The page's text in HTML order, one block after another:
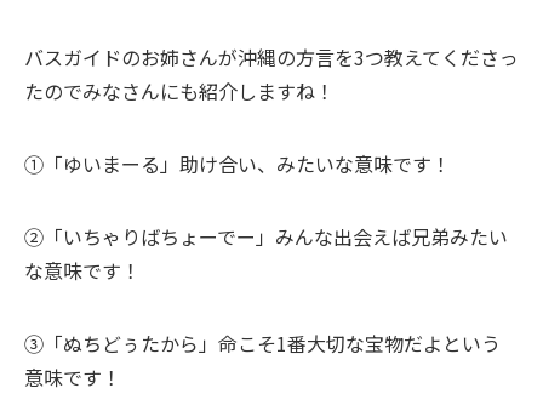
バスガイドのお姉さんが沖縄の方言を3つ教えてくださっ
たのでみなさんにも紹介しますね！
①「ゆいまーる」助け合い、みたいな意味です！
②「いちゃりばちょーでー」みんな出会えば兄弟みたい
な意味です！
③「ぬちどぅたから」命こそ1番大切な宝物だよという
意味です！